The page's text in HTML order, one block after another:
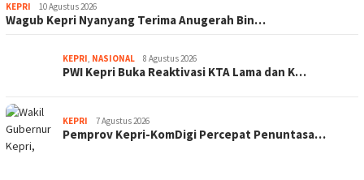
KEPRI 10 Agustus 2026
Wagub Kepri Nyanyang Terima Anugerah Bin…
KEPRI, NASIONAL 8 Agustus 2026
PWI Kepri Buka Reaktivasi KTA Lama dan K…
KEPRI 7 Agustus 2026
Pemprov Kepri-KomDigi Percepat Penuntasa…